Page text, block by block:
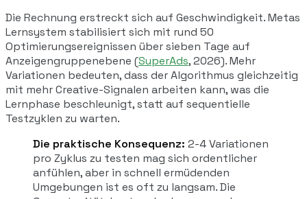
Die Rechnung erstreckt sich auf Geschwindigkeit. Metas
Lernsystem stabilisiert sich mit rund 50
Optimierungsereignissen über sieben Tage auf
Anzeigengruppenebene (SuperAds, 2026). Mehr
Variationen bedeuten, dass der Algorithmus gleichzeitig
mit mehr Creative-Signalen arbeiten kann, was die
Lernphase beschleunigt, statt auf sequentielle
Testzyklen zu warten.
Die praktische Konsequenz: 2-4 Variationen
pro Zyklus zu testen mag sich ordentlicher
anfühlen, aber in schnell ermüdenden
Umgebungen ist es oft zu langsam. Die